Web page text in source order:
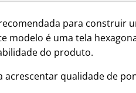
para construir
modelo é uma tela
do produto.
qualidade de